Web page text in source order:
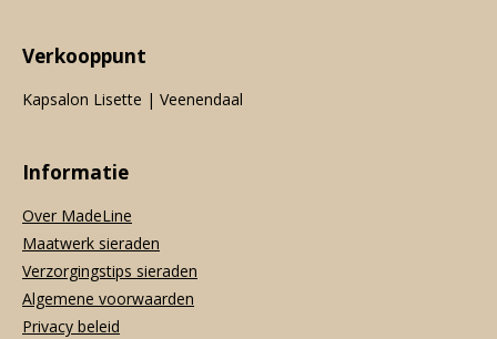
Verkooppunt
Kapsalon Lisette | Veenendaal
Informatie
Over MadeLine
Maatwerk sieraden
Verzorgingstips sieraden
Algemene voorwaarden
Privacy beleid